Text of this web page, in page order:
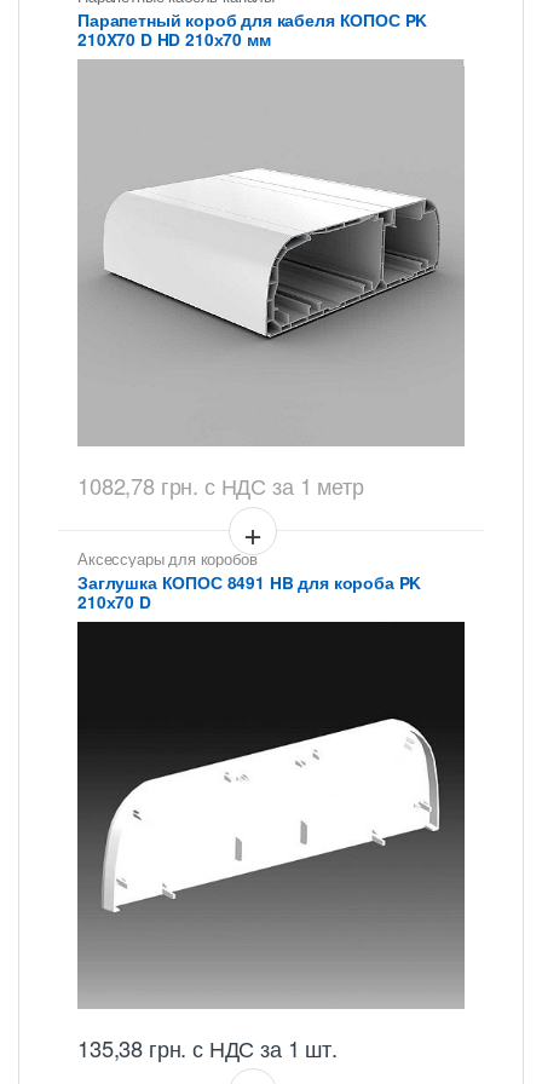
Парапетный короб для кабеля КОПОС PK
210X70 D HD 210х70 мм
1082,78 грн. с НДС за 1 метр
Аксессуары для коробов
Заглушка КОПОС 8491 HB для короба PK
210х70 D
135,38 грн. с НДС за 1 шт.